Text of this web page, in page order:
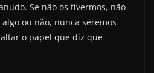
Se não os tivermos, não
ou não, nunca seremos
o papel que diz que